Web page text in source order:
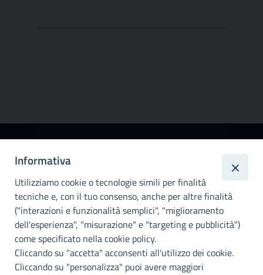
metropolitana di
Palermo
Info e contatti
Città Metropoliitana di Palermo
Via Maqueda, 100 - 90134 - Palermo
Cod. Fisc. 80021470820
PEC: cm.pa@cert.cittametropolitana.pa.it
Informativa
Utilizziamo cookie o tecnologie simili per finalità
tecniche e, con il tuo consenso, anche per altre finalità
("interazioni e funzionalità semplici", "miglioramento
dell'esperienza", "misurazione" e "targeting e pubblicità")
come specificato nella cookie policy.
Cliccando su "accetta" acconsenti all'utilizzo dei cookie.
Cliccando su "personalizza" puoi avere maggiori